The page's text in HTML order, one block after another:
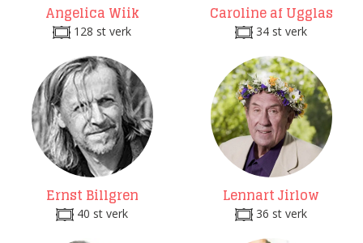
Angelica Wiik
128 st verk
Caroline af Ugglas
34 st verk
Ernst Billgren
40 st verk
Lennart Jirlow
36 st verk